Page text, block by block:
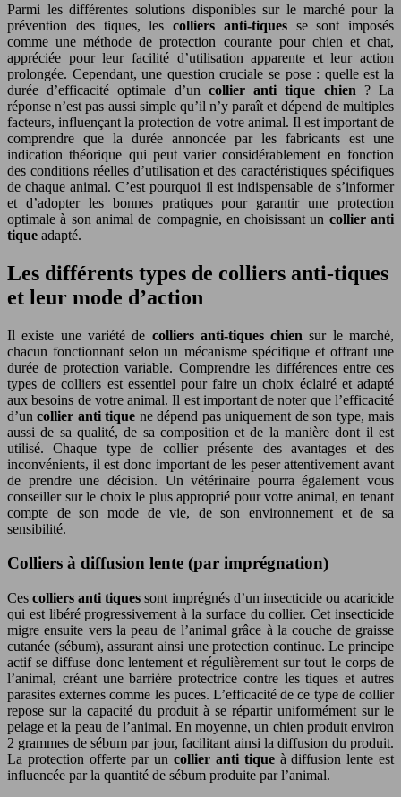
Parmi les différentes solutions disponibles sur le marché pour la
prévention des tiques, les colliers anti-tiques se sont imposés
comme une méthode de protection courante pour chien et chat,
appréciée pour leur facilité d’utilisation apparente et leur action
prolongée. Cependant, une question cruciale se pose : quelle est la
durée d’efficacité optimale d’un collier anti tique chien ? La
réponse n’est pas aussi simple qu’il n’y paraît et dépend de multiples
facteurs, influençant la protection de votre animal. Il est important de
comprendre que la durée annoncée par les fabricants est une
indication théorique qui peut varier considérablement en fonction
des conditions réelles d’utilisation et des caractéristiques spécifiques
de chaque animal. C’est pourquoi il est indispensable de s’informer
et d’adopter les bonnes pratiques pour garantir une protection
optimale à son animal de compagnie, en choisissant un collier anti
tique adapté.
Les différents types de colliers anti-tiques
et leur mode d’action
Il existe une variété de colliers anti-tiques chiensur le marché,
chacun fonctionnant selon un mécanisme spécifique et offrant une
durée de protection variable. Comprendre les différences entre ces
types de colliers est essentiel pour faire un choix éclairé et adapté
aux besoins de votre animal. Il est important de noter que l’efficacité
d’uncollier anti tique ne dépend pas uniquement de son type, mais
aussi de sa qualité, de sa composition et de la manière dont il est
utilisé. Chaque type de collier présente des avantages et des
inconvénients, il est donc important de les peser attentivement avant
de prendre une décision. Un vétérinaire pourra également vous
conseiller sur le choix le plus approprié pour votre animal, en tenant
compte de son mode de vie, de son environnement et de sa
sensibilité.
Colliers à diffusion lente (par imprégnation)
Cescolliers anti tiquessont imprégnés d’un insecticide ou acaricide
qui est libéré progressivement à la surface du collier. Cet insecticide
migre ensuite vers la peau de l’animal grâce à la couche de graisse
cutanée (sébum), assurant ainsi une protection continue. Le principe
actif se diffuse donc lentement et régulièrement sur tout le corps de
l’animal, créant une barrière protectrice contre les tiques et autres
parasites externes comme les puces. L’efficacité de ce type de collier
repose sur la capacité du produit à se répartir uniformément sur le
pelage et la peau de l’animal. En moyenne, un chien produit environ
2 grammes de sébum par jour, facilitant ainsi la diffusion du produit.
La protection offerte par uncollier anti tique à diffusion lente est
influencée par la quantité de sébum produite par l’animal.